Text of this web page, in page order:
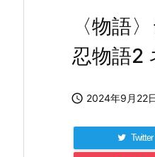
〈物語
忍物語2
 2024年9月22
Twitter